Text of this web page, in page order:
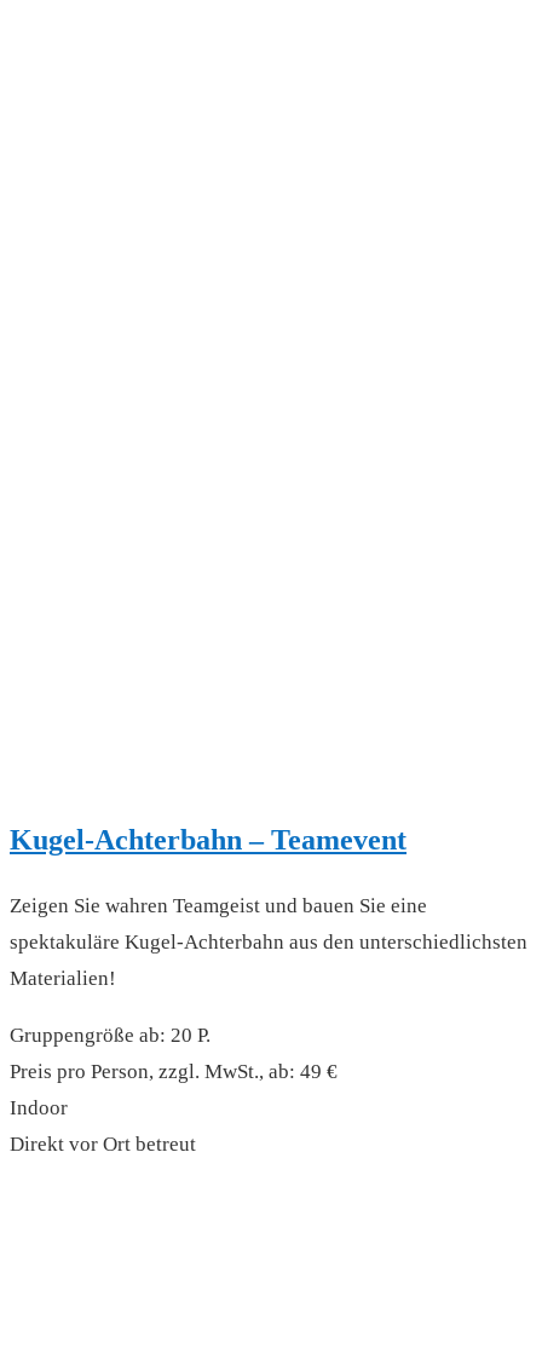
Kugel-Achterbahn – Teamevent
Zeigen Sie wahren Teamgeist und bauen Sie eine
spektakuläre Kugel-Achterbahn aus den unterschiedlichsten
Materialien!
Gruppengröße ab: 20 P.
Preis pro Person, zzgl. MwSt., ab: 49 €
Indoor
Direkt vor Ort betreut